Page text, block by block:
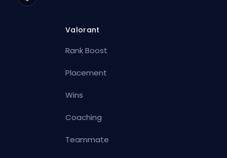
Valorant
Rank Boost
Placement
Wins
Coaching
Teammate